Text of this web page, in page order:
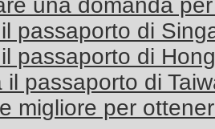
una domanda
passaporto di
passaporto di
il passaporto di
migliore per